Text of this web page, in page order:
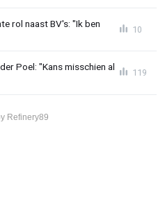
rol naast BV's: "Ik ben
10
Poel: "Kans misschien al
119
Refinery89